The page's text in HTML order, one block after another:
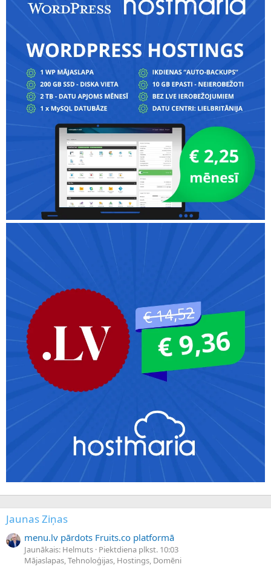
Jaunas Ziņas
menu.lv pārdots Fruits.co platformā
Jaunākais: Helmuts Piektdiena plkst. 10:03
Mājaslapas, Tehnoloģijas, Hostings, Domēni